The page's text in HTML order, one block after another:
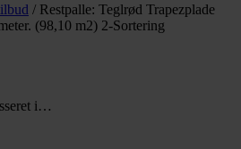
/ Restpalle: Teglrød Trapezplade
(98,10 m2) 2-Sortering
i…